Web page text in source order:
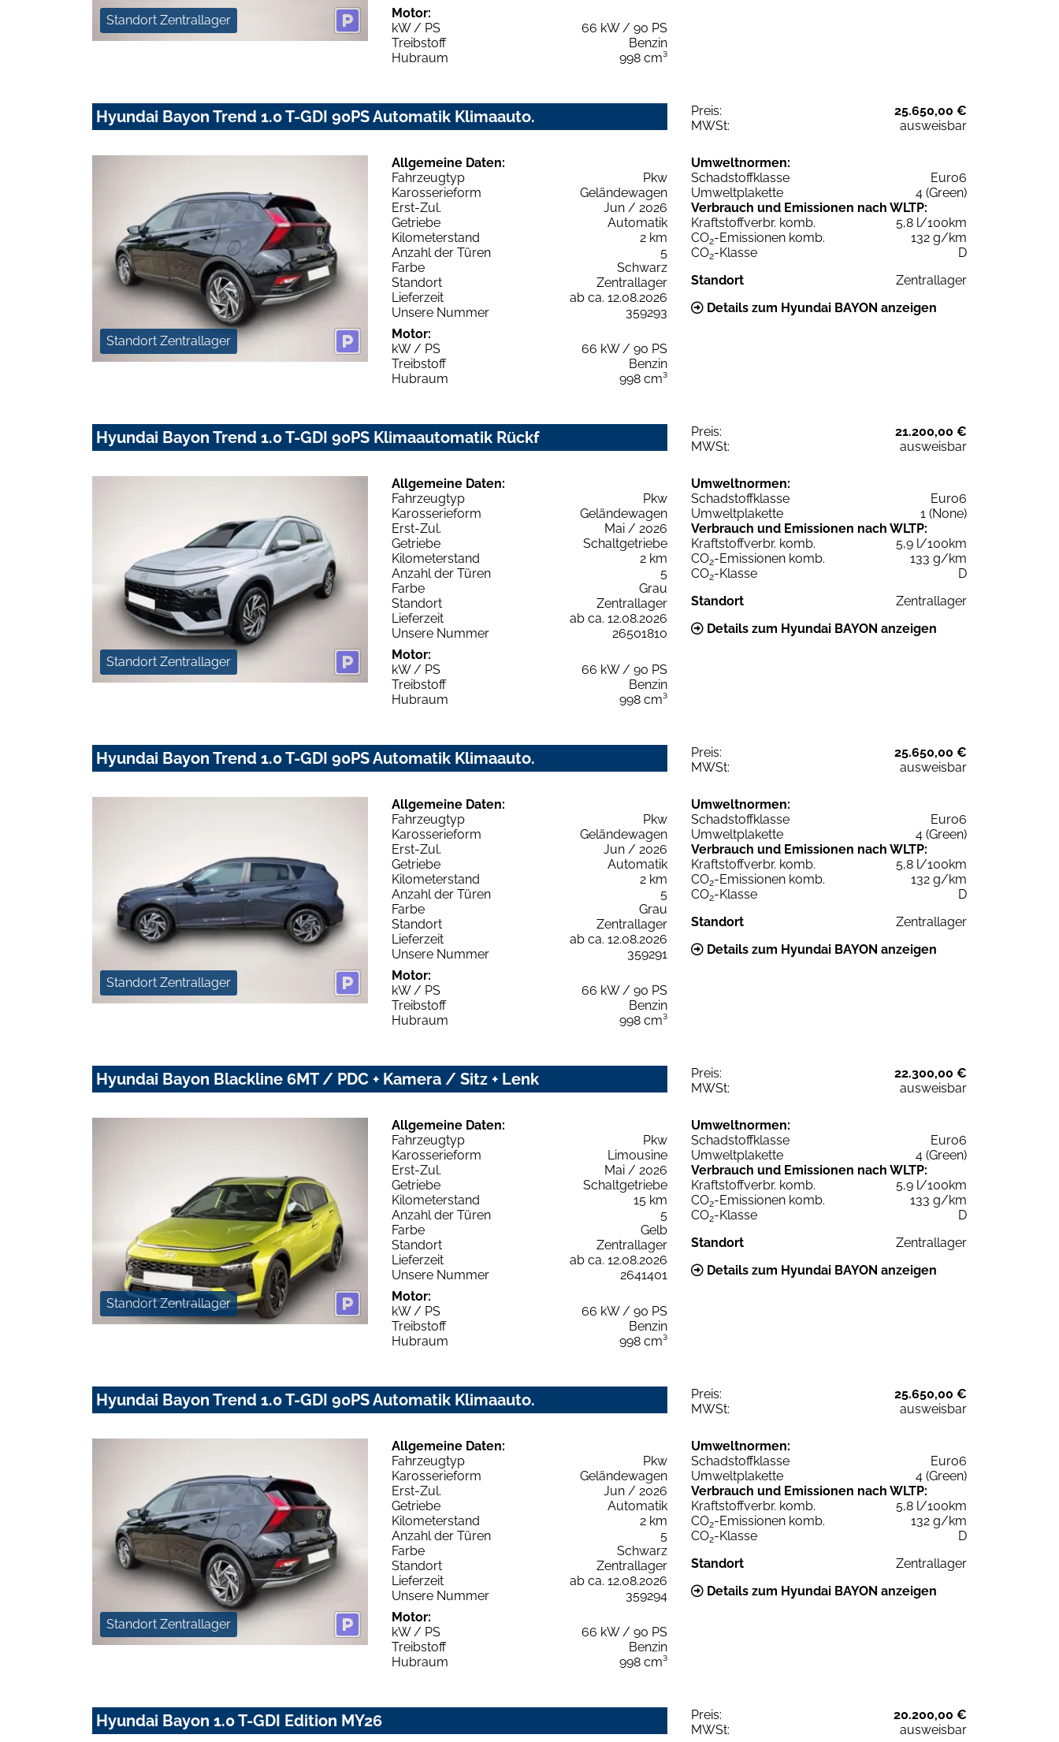
Standort Zentrallager
Motor:
kW / PS
66 kW / 90 PS
Treibstoff
Benzin
Hubraum
998 cm³
Hyundai Bayon Trend 1.0 T-GDI 90PS Automatik Klimaauto. Preis:
25.650,00 €
MWSt:
ausweisbar
Standort Zentrallager
Allgemeine Daten:
Fahrzeugtyp
Pkw
Karosserieform
Geländewagen
Erst-Zul.
Jun / 2026
Getriebe
Automatik
Kilometerstand
2 km
Anzahl der Türen
5
Farbe
Schwarz
Standort
Zentrallager
Lieferzeit
ab ca. 12.08.2026
Unsere Nummer
359293
Motor:
kW / PS
66 kW / 90 PS
Treibstoff
Benzin
Hubraum
998 cm³
Umweltnormen:
Schadstoffklasse
Euro6
Umweltplakette
4 (Green)
Verbrauch und Emissionen nach WLTP:
Kraftstoffverbr. komb.
5,8 l/100km
CO2-Emissionen komb.
132 g/km
CO2-Klasse
D
Standort
Zentrallager
Details zum Hyundai BAYON anzeigen
Hyundai Bayon Trend 1.0 T-GDI 90PS Klimaautomatik Rückf Preis:
21.200,00 €
MWSt:
ausweisbar
Standort Zentrallager
Allgemeine Daten:
Fahrzeugtyp
Pkw
Karosserieform
Geländewagen
Erst-Zul.
Mai / 2026
Getriebe
Schaltgetriebe
Kilometerstand
2 km
Anzahl der Türen
5
Farbe
Grau
Standort
Zentrallager
Lieferzeit
ab ca. 12.08.2026
Unsere Nummer
26501810
Motor:
kW / PS
66 kW / 90 PS
Treibstoff
Benzin
Hubraum
998 cm³
Umweltnormen:
Schadstoffklasse
Euro6
Umweltplakette
1 (None)
Verbrauch und Emissionen nach WLTP:
Kraftstoffverbr. komb.
5,9 l/100km
CO2-Emissionen komb.
133 g/km
CO2-Klasse
D
Standort
Zentrallager
Details zum Hyundai BAYON anzeigen
Hyundai Bayon Trend 1.0 T-GDI 90PS Automatik Klimaauto. Preis:
25.650,00 €
MWSt:
ausweisbar
Standort Zentrallager
Allgemeine Daten:
Fahrzeugtyp
Pkw
Karosserieform
Geländewagen
Erst-Zul.
Jun / 2026
Getriebe
Automatik
Kilometerstand
2 km
Anzahl der Türen
5
Farbe
Grau
Standort
Zentrallager
Lieferzeit
ab ca. 12.08.2026
Unsere Nummer
359291
Motor:
kW / PS
66 kW / 90 PS
Treibstoff
Benzin
Hubraum
998 cm³
Umweltnormen:
Schadstoffklasse
Euro6
Umweltplakette
4 (Green)
Verbrauch und Emissionen nach WLTP:
Kraftstoffverbr. komb.
5,8 l/100km
CO2-Emissionen komb.
132 g/km
CO2-Klasse
D
Standort
Zentrallager
Details zum Hyundai BAYON anzeigen
Hyundai Bayon Blackline 6MT / PDC + Kamera / Sitz + Lenk Preis:
22.300,00 €
MWSt:
ausweisbar
Standort Zentrallager
Allgemeine Daten:
Fahrzeugtyp
Pkw
Karosserieform
Limousine
Erst-Zul.
Mai / 2026
Getriebe
Schaltgetriebe
Kilometerstand
15 km
Anzahl der Türen
5
Farbe
Gelb
Standort
Zentrallager
Lieferzeit
ab ca. 12.08.2026
Unsere Nummer
2641401
Motor:
kW / PS
66 kW / 90 PS
Treibstoff
Benzin
Hubraum
998 cm³
Umweltnormen:
Schadstoffklasse
Euro6
Umweltplakette
4 (Green)
Verbrauch und Emissionen nach WLTP:
Kraftstoffverbr. komb.
5,9 l/100km
CO2-Emissionen komb.
133 g/km
CO2-Klasse
D
Standort
Zentrallager
Details zum Hyundai BAYON anzeigen
Hyundai Bayon Trend 1.0 T-GDI 90PS Automatik Klimaauto. Preis:
25.650,00 €
MWSt:
ausweisbar
Standort Zentrallager
Allgemeine Daten:
Fahrzeugtyp
Pkw
Karosserieform
Geländewagen
Erst-Zul.
Jun / 2026
Getriebe
Automatik
Kilometerstand
2 km
Anzahl der Türen
5
Farbe
Schwarz
Standort
Zentrallager
Lieferzeit
ab ca. 12.08.2026
Unsere Nummer
359294
Motor:
kW / PS
66 kW / 90 PS
Treibstoff
Benzin
Hubraum
998 cm³
Umweltnormen:
Schadstoffklasse
Euro6
Umweltplakette
4 (Green)
Verbrauch und Emissionen nach WLTP:
Kraftstoffverbr. komb.
5,8 l/100km
CO2-Emissionen komb.
132 g/km
CO2-Klasse
D
Standort
Zentrallager
Details zum Hyundai BAYON anzeigen
Hyundai Bayon 1.0 T-GDI Edition MY26 Preis:
20.200,00 €
MWSt:
ausweisbar